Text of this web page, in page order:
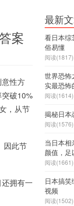
案
性方
破10%
，从节
因此节
拥有一
最新
看日本综
俗易懂
阅读(1817)
世界恐怖
实最恐怖
阅读(1614)
揭秘日本
阅读(1576)
当日本
颜值，
阅读(1661)
日本搞
视频
阅读(1502)